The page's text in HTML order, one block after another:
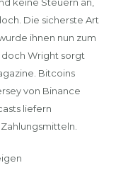
Die sicherste Art
ihnen nun zum
Wright sorgt
Bitcoins
von Binance
liefern